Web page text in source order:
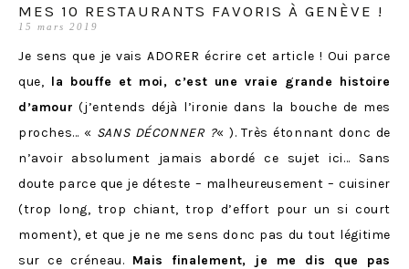
MES 10 RESTAURANTS FAVORIS À GENÈVE !
15 mars 2019
Je sens que je vais ADORER écrire cet article ! Oui parce
que, la bouffe et moi, c’est une vraie grande histoire
d’amour (j’entends déjà l’ironie dans la bouche de mes
proches… « SANS DÉCONNER ?« ). Très étonnant donc de
n’avoir absolument jamais abordé ce sujet ici… Sans
doute parce que je déteste – malheureusement – cuisiner
(trop long, trop chiant, trop d’effort pour un si court
moment), et que je ne me sens donc pas du tout légitime
sur ce créneau. Mais finalement, je me dis que pas